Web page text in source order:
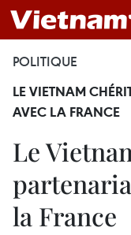
POLITIQUE
LE VIETNAM
AVEC LA FRANCE
Le
la France